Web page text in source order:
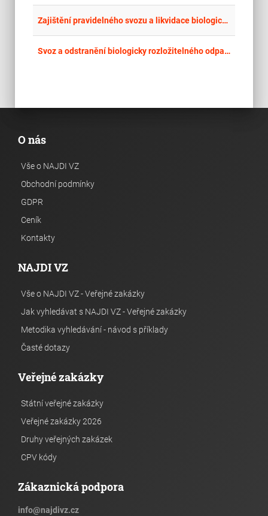
Zajištění pravidelného svozu a likvidace biologicky rozložitelného odpadu z kuchyně a stravovny Chrudimské nemocnice
Svoz a odstranění biologicky rozložitelného odpadu.
O nás
Vše o NAJDI VZ
Obchodní podmínky
GDPR
Ceník
Kontakty
NAJDI VZ
Vše o NAJDI VZ - Veřejné zakázky
Jak vyhledávat s NAJDI VZ - Veřejné zakázky
Metodika vyhledávání - návod s příklady
Časté dotazy
Veřejné zakázky
Státní veřejné zakázky
Veřejné zakázky 2026
Druhy veřejných zakázek
CPV kódy
Zákaznická podpora
info@najdivz.cz